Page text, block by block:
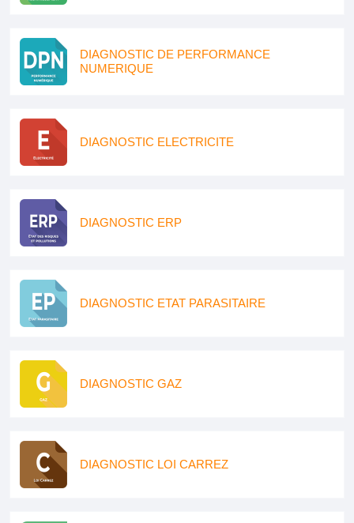
DIAGNOSTIC DE PERFORMANCE
NUMERIQUE
DIAGNOSTIC ELECTRICITE
DIAGNOSTIC ERP
DIAGNOSTIC ETAT PARASITAIRE
DIAGNOSTIC GAZ
DIAGNOSTIC LOI CARREZ